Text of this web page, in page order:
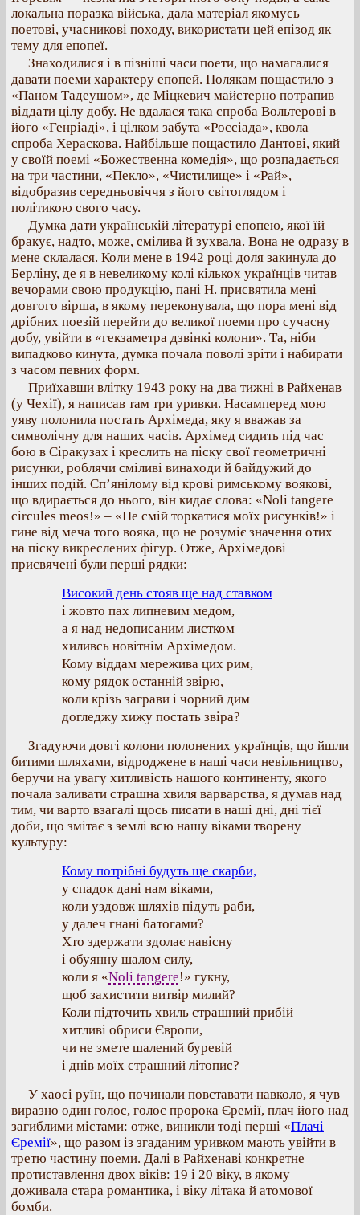
локальна поразка війська, дала матеріал якомусь
поетові, учасникові походу, використати цей епізод як
тему для епопеї.
Знаходилися і в пізніші часи поети, що намагалися
давати поеми характеру епопей. Полякам пощастило з
«Паном Тадеушом», де Міцкевич майстерно потрапив
віддати цілу добу. Не вдалася така спроба Вольтерові в
його «Генріаді», і цілком забута «Россіада», квола
спроба Хераскова. Найбільше пощастило Дантові, який
у своїй поемі «Божественна комедія», що розпадається
на три частини, «Пекло», «Чистилище» і «Рай»,
відобразив середньовіччя з його світоглядом і
політикою свого часу.
Думка дати українській літературі епопею, якої їй
бракує, надто, може, смілива й зухвала. Вона не одразу в
мене склалася. Коли мене в 1942 році доля закинула до
Берліну, де я в невеликому колі кількох українців читав
вечорами свою продукцію, пані Н. присвятила мені
довгого вірша, в якому переконувала, що пора мені від
дрібних поезій перейти до великої поеми про сучасну
добу, увійти в «гекзаметра дзвінкі колони». Та, ніби
випадково кинута, думка почала поволі зріти і набирати
з часом певних форм.
Приїхавши влітку 1943 року на два тижні в Райхенав
(у Чехії), я написав там три уривки. Насамперед мою
уяву полонила постать Архімеда, яку я вважав за
символічну для наших часів. Архімед сидить під час
бою в Сіракузах і креслить на піску свої геометричні
рисунки, роблячи сміливі винаходи й байдужий до
інших подій. Сп’янілому від крові римському воякові,
що вдирається до нього, він кидає слова: «Noli tangere
circules meos!» – «Не смій торкатися моїх рисунків!» і
гине від меча того вояка, що не розуміє значення отих
на піску викреслених фігур. Отже, Архімедові
присвячені були перші рядки:
Високий день стояв ще над ставком
і жовто пах липневим медом,
а я над недописаним листком
хиливсь новітнім Архімедом.
Кому віддам мережива цих рим,
кому рядок останній звірю,
коли крізь заграви і чорний дим
догледжу хижу постать звіра?
Згадуючи довгі колони полонених українців, що йшли
битими шляхами, відроджене в наші часи невільництво,
беручи на увагу хитливість нашого континенту, якого
почала заливати страшна хвиля варварства, я думав над
тим, чи варто взагалі щось писати в наші дні, дні тієї
доби, що змітає з землі всю нашу віками творену
культуру:
Кому потрібні будуть ще скарби,
у спадок дані нам віками,
коли уздовж шляхів підуть раби,
у далеч гнані батогами?
Хто здержати здолає навісну
і обуянну шалом силу,
коли я «Noli tangere!» гукну,
щоб захистити витвір милий?
Коли підточить хвиль страшний прибій
хитливі обриси Європи,
чи не змете шалений буревій
і днів моїх страшний літопис?
У хаосі руїн, що починали повставати навколо, я чув
виразно один голос, голос пророка Єремії, плач його над
загиблими містами: отже, виникли тоді перші «Плачі
Єремії», що разом із згаданим уривком мають увійти в
третю частину поеми. Далі в Райхенаві конкретне
протиставлення двох віків: 19 і 20 віку, в якому
доживала стара романтика, і віку літака й атомової
бомби.